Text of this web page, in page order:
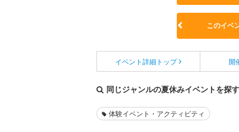
このイベ
イベント詳細 トップ 開
同じジャンルの夏休みイベントを探す
体験イベント・アクティビティ